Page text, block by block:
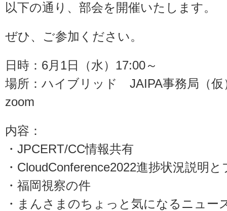
以下の通り、部会を開催いたします。
ぜひ、ご参加ください。
日時：6月1日（水）17:00～
場所：ハイブリッド JAIPA事務局（仮
zoom
内容：
・JPCERT/CC情報共有
・CloudConference2022進捗状況説明
・福岡視察の件
・まんさまのちょっと気になるニュー